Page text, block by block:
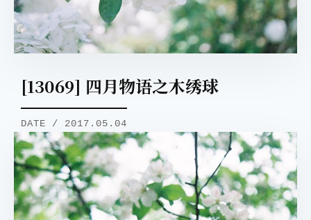
[13069] 四月物语之木绣球
DATE / 2017.05.04